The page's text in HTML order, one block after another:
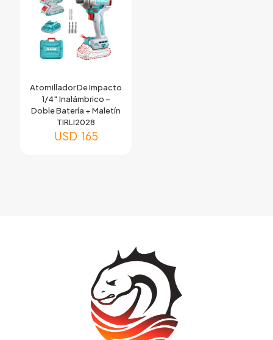
Atornillador De Impacto
1/4″ Inalámbrico –
Doble Batería + Maletín
TIRLI2028
USD 165